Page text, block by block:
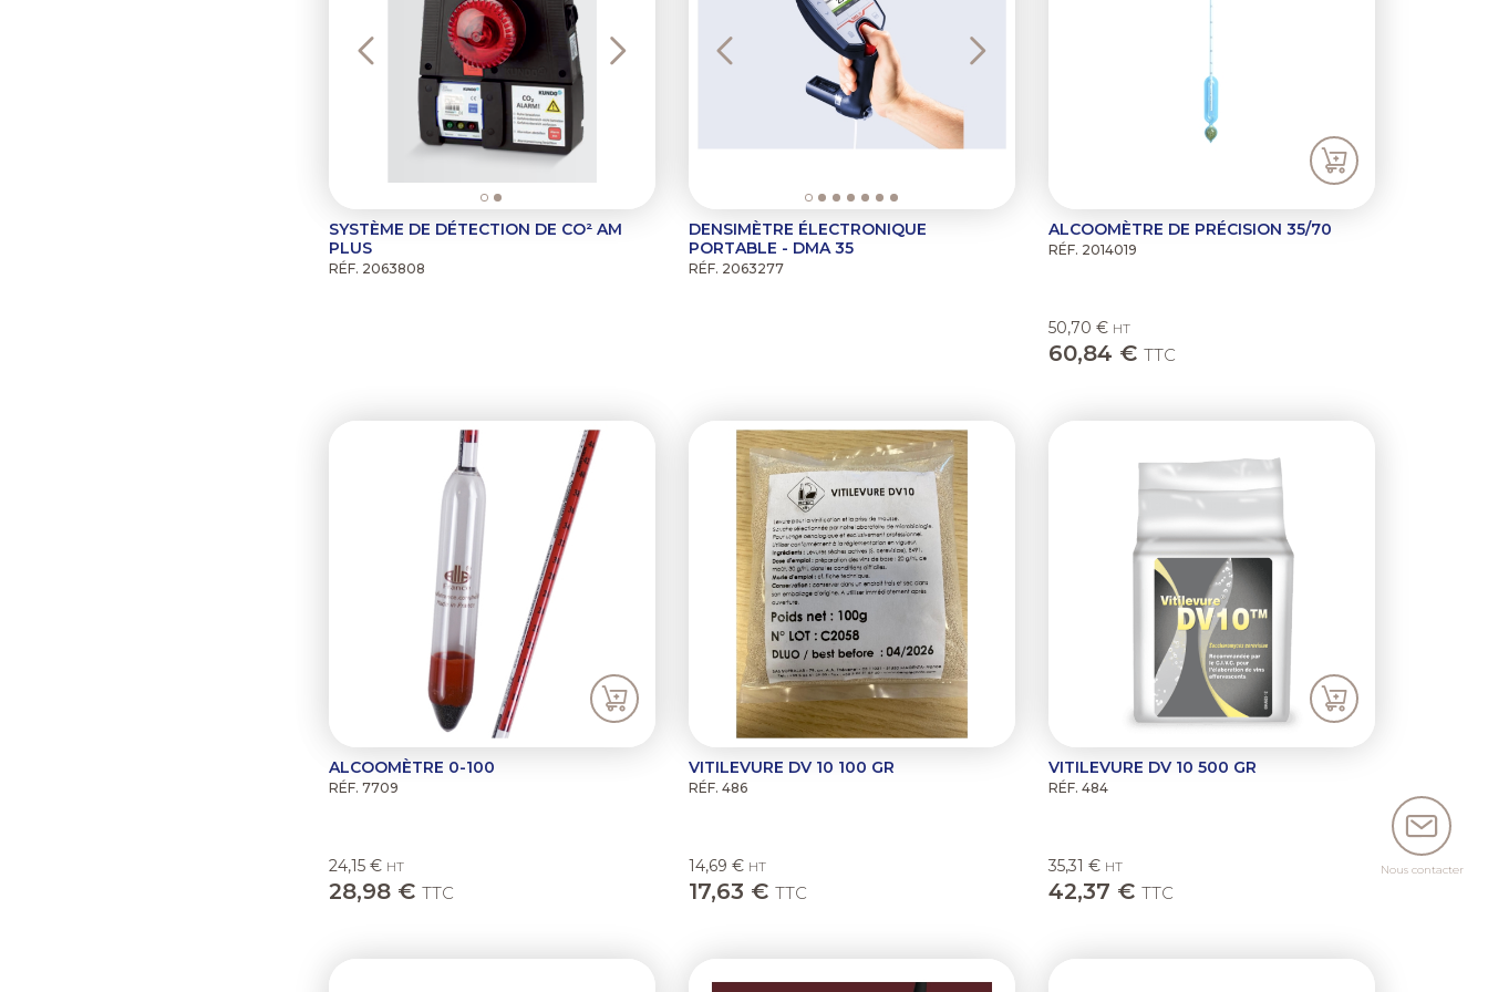
SYSTÈME DE DÉTECTION DE CO² AM
PLUS
RÉF. 2063808
DENSIMÈTRE ÉLECTRONIQUE
PORTABLE - DMA 35
RÉF. 2063277
ALCOOMÈTRE DE PRÉCISION 35/70
RÉF. 2014019
50,70 € HT
60,84 € TTC
ALCOOMÈTRE 0-100
RÉF. 7709
24,15 € HT
28,98 € TTC
VITILEVURE DV 10 100 GR
RÉF. 486
14,69 € HT
17,63 € TTC
VITILEVURE DV 10 500 GR
RÉF. 484
35,31 € HT
42,37 € TTC
Previous Next
Nous contacter